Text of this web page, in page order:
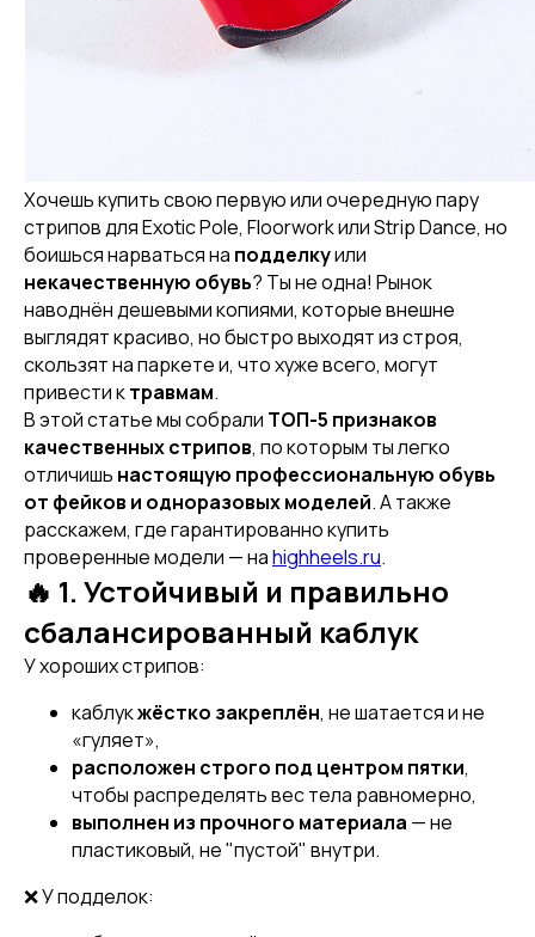
Хочешь купить свою первую или очередную пару
стрипов для Exotic Pole, Floorwork или Strip Dance, но
боишься нарваться на подделкуили
некачественную обувь? Ты не одна! Рынок
наводнён дешевыми копиями, которые внешне
выглядят красиво, но быстро выходят из строя,
скользят на паркете и, что хуже всего, могут
привести ктравмам.
В этой статье мы собрали ТОП-5 признаков
качественных стрипов, по которым ты легко
отличишь настоящую профессиональную обувь
от фейков и одноразовых моделей. А также
расскажем, где гарантированно купить
проверенные модели — наhighheels.ru.
🔥 1. Устойчивый и правильно
сбалансированный каблук
У хороших стрипов:
каблукжёстко закреплён, не шатается и не
«гуляет»,
расположен строго под центром пятки,
чтобы распределять вес тела равномерно,
выполнен из прочного материала — не
пластиковый, не "пустой" внутри.
❌ У подделок: